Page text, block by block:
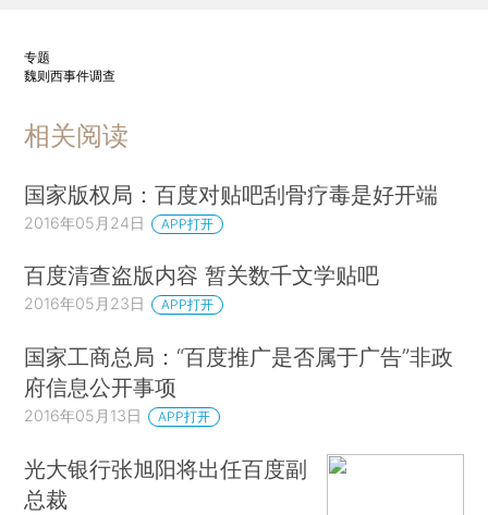
专题
魏则西事件调查
相关阅读
国家版权局：百度对贴吧刮骨疗毒是好开端
2016年05月24日 APP打开
百度清查盗版内容 暂关数千文学贴吧
2016年05月23日 APP打开
国家工商总局：“百度推广是否属于广告”非政
府信息公开事项
2016年05月13日 APP打开
光大银行张旭阳将出任百度副
总裁